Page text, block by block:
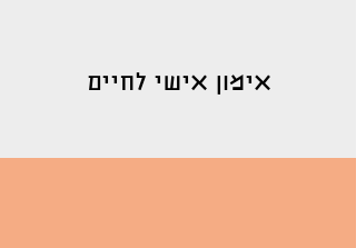
אימון אישי לחיים